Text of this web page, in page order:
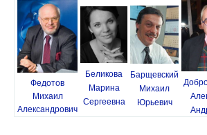
Федотов
Михаил
Александрович
Беликова
Марина
Сергеевна
Барщевский
Михаил
Юрьевич